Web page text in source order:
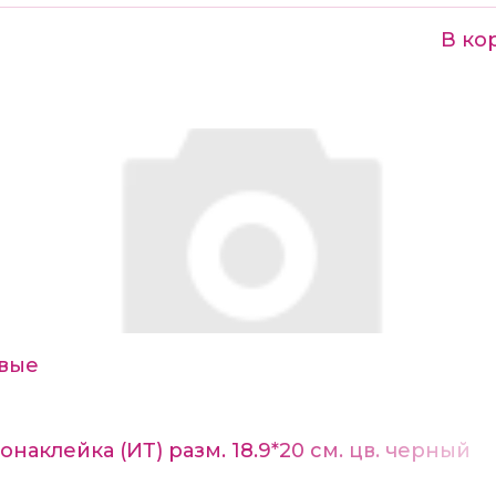
В
(ИТ) разм. 18.9*20 см. цв. черный